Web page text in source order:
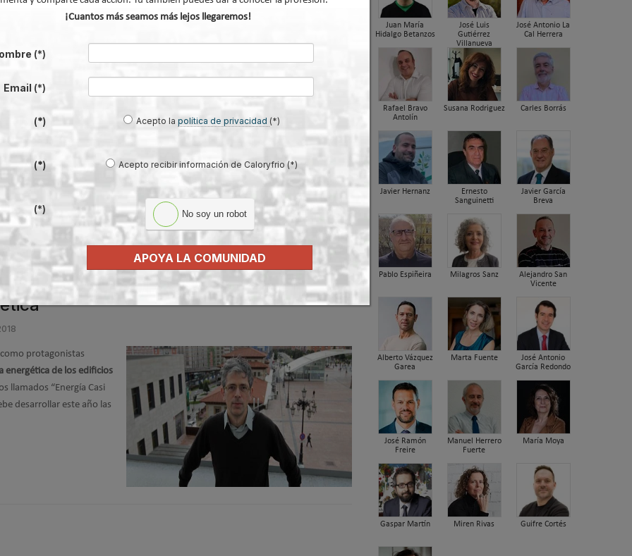
en el verano Mediterráneo
frío, ya ha sido
estudios de
en la normativa EECN, una
protagonistas
energética de los edificios
llamados “Energía Casi
desarrollar este año las
Juan María
Hidalgo Betanzos
José Luis
Gutiérrez
Villanueva
José Antonio La
Cal Herrera
Rafael Bravo
Antolín
Susana Rodriguez Carles Borrás
Javier Hernanz
Ernesto
Sanguinetti
Javier García
Breva
Pablo Espiñeira Milagros Sanz
Alejandro San
Vicente
Alberto Vázquez
Garea
Marta Fuente
José Antonio
García Redondo
José Ramón
Freire
Manuel Herrero
Fuerte
María Moya
Gaspar Martín Miren Rivas Guifre Cortés
¡Cuantos más seamos más lejos llegaremos!
(*)
Email (*)
(*) Acepto lapolítica de privacidad (*)
(*) Acepto recibir información de Caloryfrio (*)
(*) No soy un robot
APOYA LA COMUNIDAD